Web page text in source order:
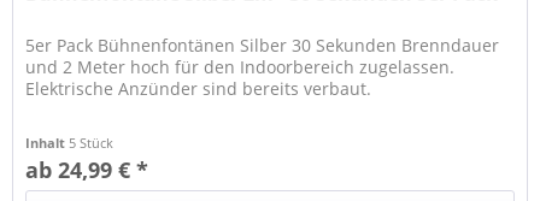
5er Pack Bühnenfontänen Silber 30 Sekunden Brenndauer
und 2 Meter hoch für den Indoorbereich zugelassen.
Elektrische Anzünder sind bereits verbaut.
Inhalt 5 Stück
ab 24,99 € *